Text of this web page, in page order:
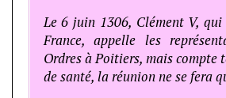
Le 6 juin 1306, Clément V, qui
France, appelle les
Ordres à Poitiers, mais compte
de santé, la réunion ne se fera